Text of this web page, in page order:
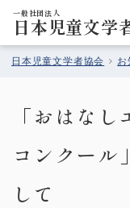
一般社団法人
日本児童文学
日本児童文学者協会 お
「おはな
コンクール
して